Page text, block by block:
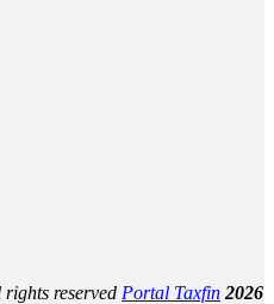
rights reserved Portal Taxfin 2026